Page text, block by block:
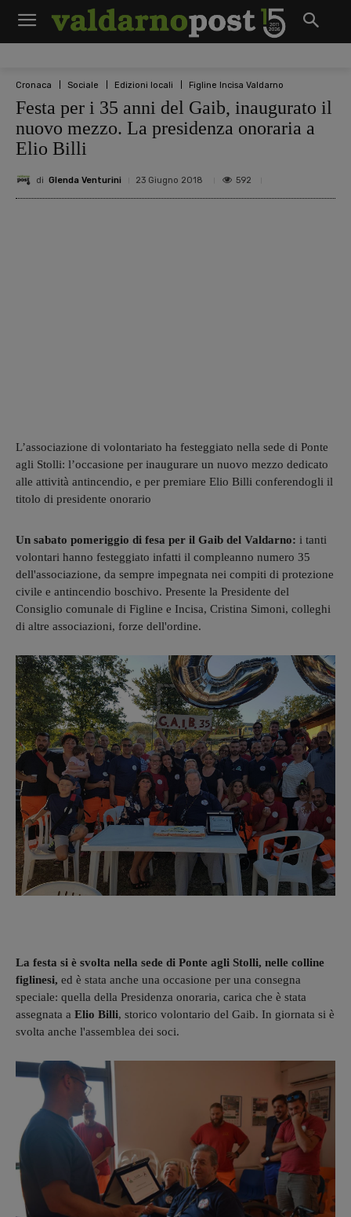
Cronaca Sociale Edizioni locali Figline Incisa Valdarno
Festa per i 35 anni del Gaib, inaugurato il
nuovo mezzo. La presidenza onoraria a
Elio Billi
di Glenda Venturini 23 Giugno 2018 592
L’associazione di volontariato ha festeggiato nella sede di Ponte
agli Stolli: l’occasione per inaugurare un nuovo mezzo dedicato
alle attività antincendio, e per premiare Elio Billi conferendogli il
titolo di presidente onorario
Un sabato pomeriggio di fesa per il Gaib del Valdarno: i tanti
volontari hanno festeggiato infatti il compleanno numero 35
dell'associazione, da sempre impegnata nei compiti di protezione
civile e antincendio boschivo. Presente la Presidente del
Consiglio comunale di Figline e Incisa, Cristina Simoni, colleghi
di altre associazioni, forze dell'ordine.
La festa si è svolta nella sede di Ponte agli Stolli, nelle colline
figlinesi, ed è stata anche una occasione per una consegna
speciale: quella della Presidenza onoraria, carica che è stata
assegnata a Elio Billi, storico volontario del Gaib. In giornata si è
svolta anche l'assemblea dei soci.